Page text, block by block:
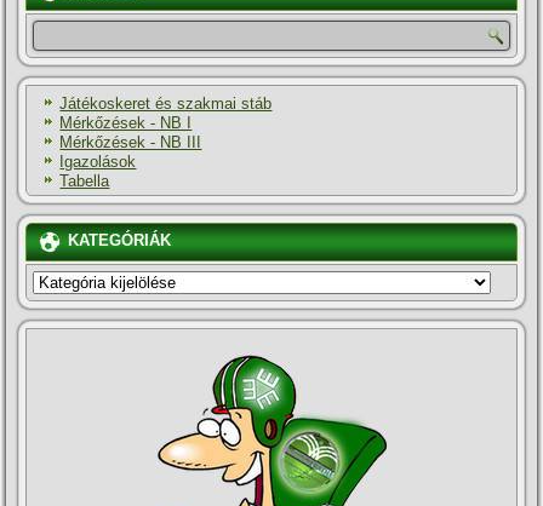
Játékoskeret és szakmai stáb
Mérkőzések - NB I
Mérkőzések - NB III
Igazolások
Tabella
KATEGÓRIÁK
KATEGÓRIÁK